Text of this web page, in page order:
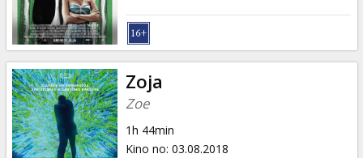
Zoja
Zoe
1h 44min
Kino no: 03.08.2018